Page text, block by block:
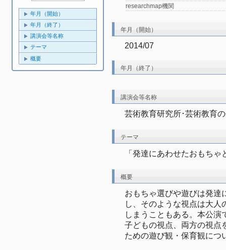
年月（開始）
年月（終了）
講演会等名称
テーマ
概要
researchmap機関
年月（開始）
2014/07
年月（終了）
講演会等名称
芸術教育研究所･芸術教育
テーマ
「発達にあわせたおもちゃ
概要
おもちゃ選びや遊びは発達
し、そのような視点は大人
しまうこともある。本公演
子どもの視点、両方の視点
ための遊び観・保育観につ